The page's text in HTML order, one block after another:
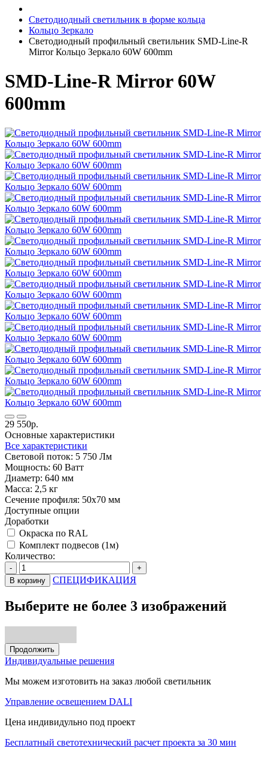
Светодиодный светильник в форме кольца
Кольцо Зеркало
Светодиодный профильный светильник SMD-Line-R
Mirror Кольцо Зеркало 60W 600mm
SMD-Line-R Mirror 60W
600mm
29 550р.
Основные характеристики
Все характеристики
Световой поток: 5 750 Лм
Мощность: 60 Ватт
Диаметр: 640 мм
Масса: 2,5 кг
Сечение профиля: 50х70 мм
Доступные опции
Доработки
Окраска по RAL
Комплект подвесов (1м)
Количество:
-
+
В корзину
СПЕЦИФИКАЦИЯ
Выберите не более 3 изображений
Продолжить
Индивидуальные решения
Мы можем изготовить на заказ любой светильник
Управление освещением DALI
Цена индивидульно под проект
Бесплатный светотехнический расчет проекта за 30 мин